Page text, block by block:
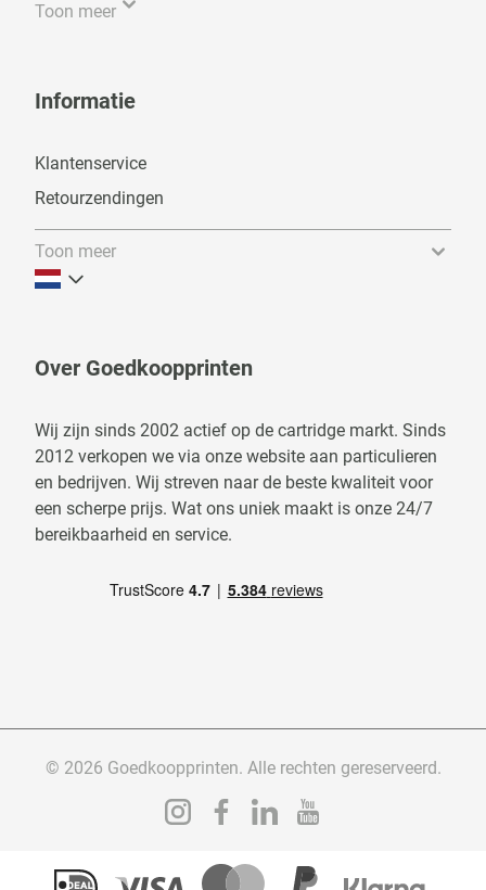
Toon meer
Informatie
Klantenservice
Retourzendingen
Toon meer
Over Goedkoopprinten
Wij zijn sinds 2002 actief op de cartridge markt. Sinds
2012 verkopen we via onze website aan particulieren
en bedrijven. Wij streven naar de beste kwaliteit voor
een scherpe prijs. Wat ons uniek maakt is onze 24/7
bereikbaarheid en service.
© 2026 Goedkoopprinten. Alle rechten gereserveerd.